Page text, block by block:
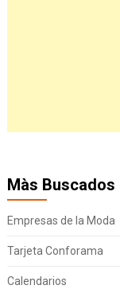
Màs Buscados
Empresas de la Moda
Tarjeta Conforama
Calendarios